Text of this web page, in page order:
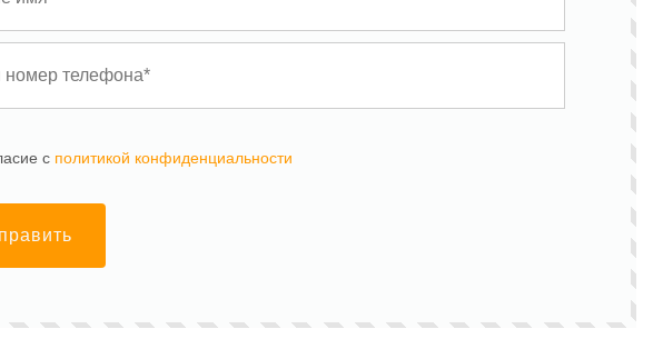
с политикой конфиденциальности